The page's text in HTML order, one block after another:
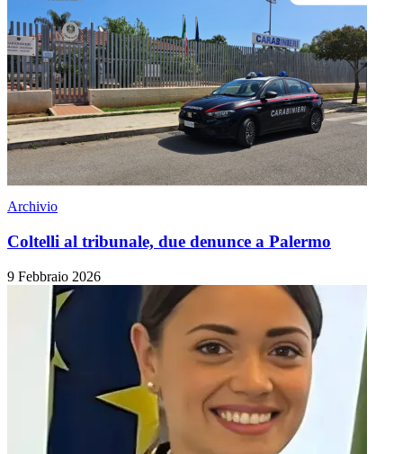
Archivio
Coltelli al tribunale, due denunce a Palermo
9 Febbraio 2026